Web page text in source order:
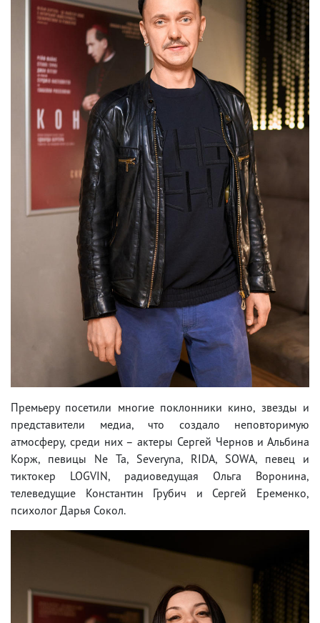
Премьеру посетили многие поклонники кино, звезды и
представители медиа, что создало неповторимую
атмосферу, среди них – актеры Сергей Чернов и Альбина
Корж, певицы Ne Ta, Severyna, RIDA, SOWA, певец и
тиктокер LOGVIN, радиоведущая Ольга Воронина,
телеведущие Константин Грубич и Сергей Еременко,
психолог Дарья Сокол.